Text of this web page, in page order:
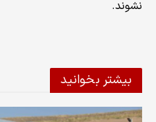
نشوند.
بیشتر بخوانید